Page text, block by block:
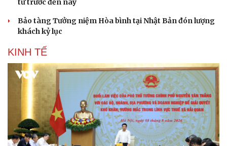
Văn học
Âm nhạc
Di sản
Sao Việt
Bảo tàng Tưởng niệm Hòa bình tại Nhật Bản đón lượng
khách kỷ lục
KINH TẾ